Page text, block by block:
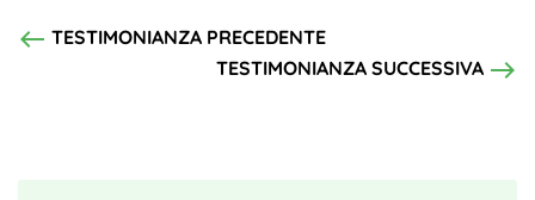
west TESTIMONIANZA PRECEDENTE
TESTIMONIANZA SUCCESSIVA east